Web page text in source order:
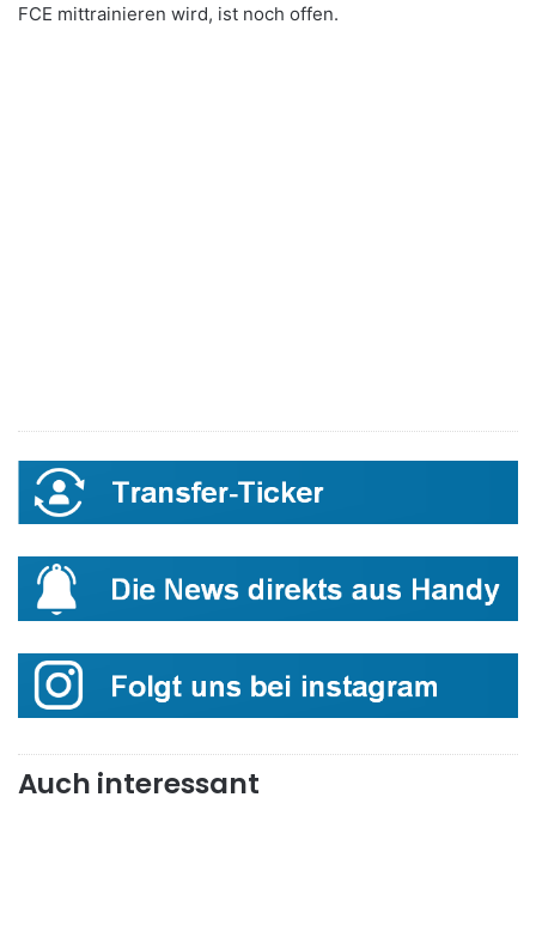
FCE mittrainieren wird, ist noch offen.
Auch interessant